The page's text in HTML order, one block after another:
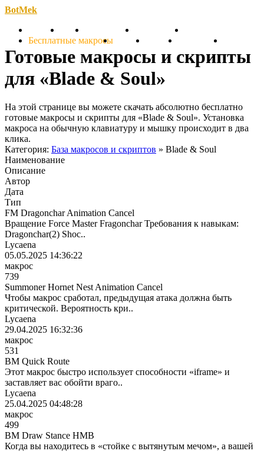
BotMek
Скачать
Обзор Обновления Инструкция
Бесплатные макросы Тарифы Отзывы Поддержка
Готовые макросы и скрипты
для «Blade & Soul»
На этой странице вы можете скачать абсолютно бесплатно
готовые макросы и скрипты для «Blade & Soul». Установка
макроса на обычную клавиатуру и мышку происходит в два
клика.
Категория: База макросов и скриптов » Blade & Soul
Наименование
Описание
Автор
Дата
Тип
FM Dragonchar Animation Cancel
Вращение Force Master Fragonchar Требования к навыкам:
Dragonchar(2) Shoc..
Lycaena
05.05.2025 14:36:22
макрос
739
Summoner Hornet Nest Animation Cancel
Чтобы макрос сработал, предыдущая атака должна быть
критической. Вероятность кри..
Lycaena
29.04.2025 16:32:36
макрос
531
BM Quick Route
Этот макрос быстро использует способности «iframe» и
заставляет вас обойти враго..
Lycaena
25.04.2025 04:48:28
макрос
499
BM Draw Stance HMB
Когда вы находитесь в «стойке с вытянутым мечом», а вашей